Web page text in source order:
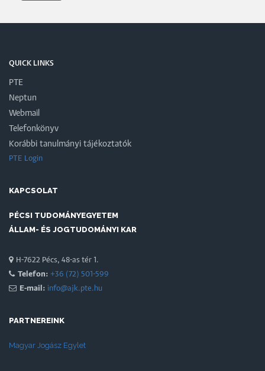
QUICK LINKS
PTE
Neptun
Webmail
Telefonkönyv
Korábbi tanulmányi tájékoztatók
PTE Login
KAPCSOLAT
PÉCSI TUDOMÁNYEGYETEM
ÁLLAM- ÉS JOGTUDOMÁNYI KAR
H-7622 Pécs, 48-as tér 1.
Telefon: +36 (72) 501-599
E-mail: info@ajk.pte.hu
PARTNEREINK
Magyar Jogász Egylet